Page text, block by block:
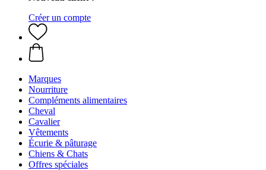
Créer un compte
Marques
Nourriture
Compléments alimentaires
Cheval
Cavalier
Vêtements
Écurie & pâturage
Chiens & Chats
Offres spéciales